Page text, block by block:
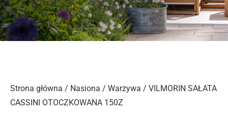
Strona główna / Nasiona / Warzywa / VILMORIN SAŁATA
CASSINI OTOCZKOWANA 150Z